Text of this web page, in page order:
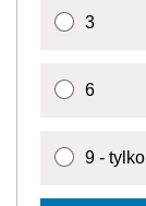
3
6
9 -